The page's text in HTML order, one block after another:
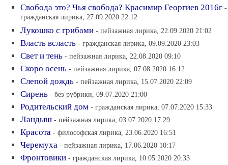
Свобода это? Чья свобода? Красимир Георгиев 2016г -
гражданская лирика, 27.09.2020 22:12
Лукошко с грибами - пейзажная лирика, 22.09.2020 21:02
Власть всласть - гражданская лирика, 09.09.2020 23:03
Свет и тень - пейзажная лирика, 22.08.2020 09:10
Скоро осень - пейзажная лирика, 07.08.2020 16:12
Слепой дождь - пейзажная лирика, 15.07.2020 22:09
Сирень - без рубрики, 09.07.2020 21:00
Родительский дом - гражданская лирика, 07.07.2020 15:33
Ландыш - пейзажная лирика, 03.07.2020 17:29
Красота - философская лирика, 23.06.2020 16:51
Черемуха - пейзажная лирика, 17.06.2020 10:17
Фронтовики - гражданская лирика, 10.05.2020 20:33